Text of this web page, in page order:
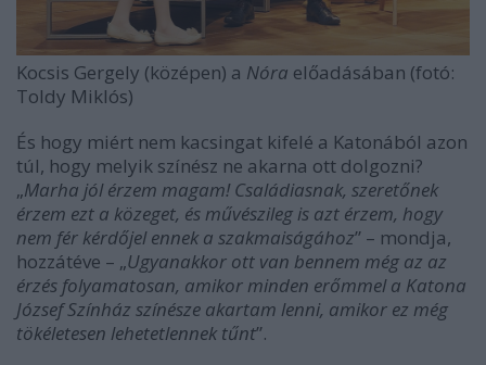
Kocsis Gergely (középen) a Nóra előadásában (fotó:
Toldy Miklós)
És hogy miért nem kacsingat kifelé a Katonából azon
túl, hogy melyik színész ne akarna ott dolgozni?
„Marha jól érzem magam! Családiasnak, szeretőnek
érzem ezt a közeget, és művészileg is azt érzem, hogy
nem fér kérdőjel ennek a szakmaiságához” – mondja,
hozzátéve – „Ugyanakkor ott van bennem még az az
érzés folyamatosan, amikor minden erőmmel a Katona
József Színház színésze akartam lenni, amikor ez még
tökéletesen lehetetlennek tűnt”.